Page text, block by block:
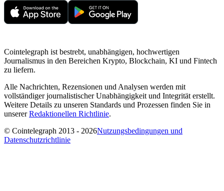
Cointelegraph ist bestrebt, unabhängigen, hochwertigen
Journalismus in den Bereichen Krypto, Blockchain, KI und Fintech
zu liefern.
Alle Nachrichten, Rezensionen und Analysen werden mit
vollständiger journalistischer Unabhängigkeit und Integrität erstellt.
Weitere Details zu unseren Standards und Prozessen finden Sie in
unsererRedaktionellen Richtlinie.
© Cointelegraph 2013 - 2026Nutzungsbedingungen und
Datenschutzrichtlinie